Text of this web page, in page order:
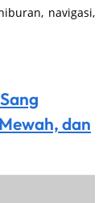
navigasi,
dan